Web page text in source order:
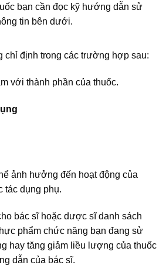
bạn cần đọc kỹ hướng dẫn sử
tin bên dưới.
chỉ định trong các trường hợp sau:
với thành phần của thuốc.
ảnh hưởng đến hoạt động của
tác dụng phụ.
bác sĩ hoặc dược sĩ danh sách
phẩm chức năng bạn đang sử
hay tăng giảm liều lượng của thuốc
dẫn của bác sĩ.